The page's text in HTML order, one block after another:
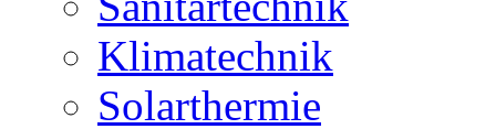
Klimatechnik
Solarthermie